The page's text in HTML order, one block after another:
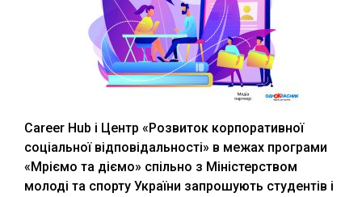
Career Hub і Центр «Розвиток корпоративної
соціальної відповідальності» в межах програми
«Мріємо та діємо» спільно з Міністерством
молоді та спорту України запрошують студентів і